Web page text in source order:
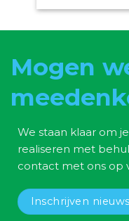
Mogen
We staan klaar om
realiseren met
contact met ons op
Inschrijven